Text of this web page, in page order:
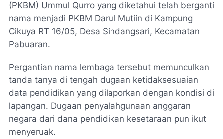
(PKBM) Ummul Qurro yang diketahui telah berganti
nama menjadi PKBM Darul Mutiin di Kampung
Cikuya RT 16/05, Desa Sindangsari, Kecamatan
Pabuaran.
Pergantian nama lembaga tersebut memunculkan
tanda tanya di tengah dugaan ketidaksesuaian
data pendidikan yang dilaporkan dengan kondisi di
lapangan. Dugaan penyalahgunaan anggaran
negara dari dana pendidikan kesetaraan pun ikut
menyeruak.